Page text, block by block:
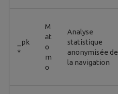
_pk
*
M
at
o
m
o
Analyse
statistique
anonymisée de
la navigation